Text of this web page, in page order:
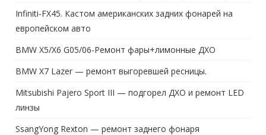
Infiniti-FX45. Кастом американских задних фонарей на
европейском авто
BMW X5/X6 G05/06-Ремонт фары+лимонные ДХО
BMW X7 Lazer — ремонт выгоревшей ресницы.
Mitsubishi Pajero Sport III — подгорел ДХО и ремонт LED
линзы
SsangYong Rexton — ремонт заднего фонаря